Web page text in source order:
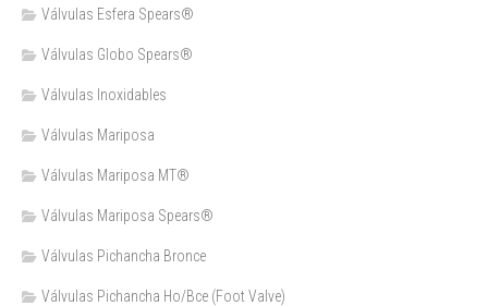
Válvulas Esfera Spears®
Válvulas Globo Spears®
Válvulas Inoxidables
Válvulas Mariposa
Válvulas Mariposa MT®
Válvulas Mariposa Spears®
Válvulas Pichancha Bronce
Válvulas Pichancha Ho/Bce (Foot Valve)